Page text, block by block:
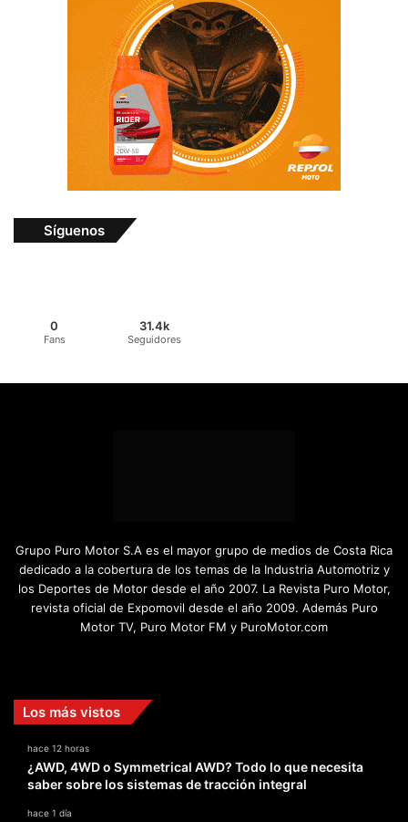
Síguenos
0
Fans
31.4k
Seguidores
Grupo Puro Motor S.A es el mayor grupo de medios de Costa Rica
dedicado a la cobertura de los temas de la Industria Automotriz y
los Deportes de Motor desde el año 2007. La Revista Puro Motor,
revista oficial de Expomovil desde el año 2009. Además Puro
Motor TV, Puro Motor FM y PuroMotor.com
Los más vistos
hace 12 horas
¿AWD, 4WD o Symmetrical AWD? Todo lo que necesita
saber sobre los sistemas de tracción integral
hace 1 día